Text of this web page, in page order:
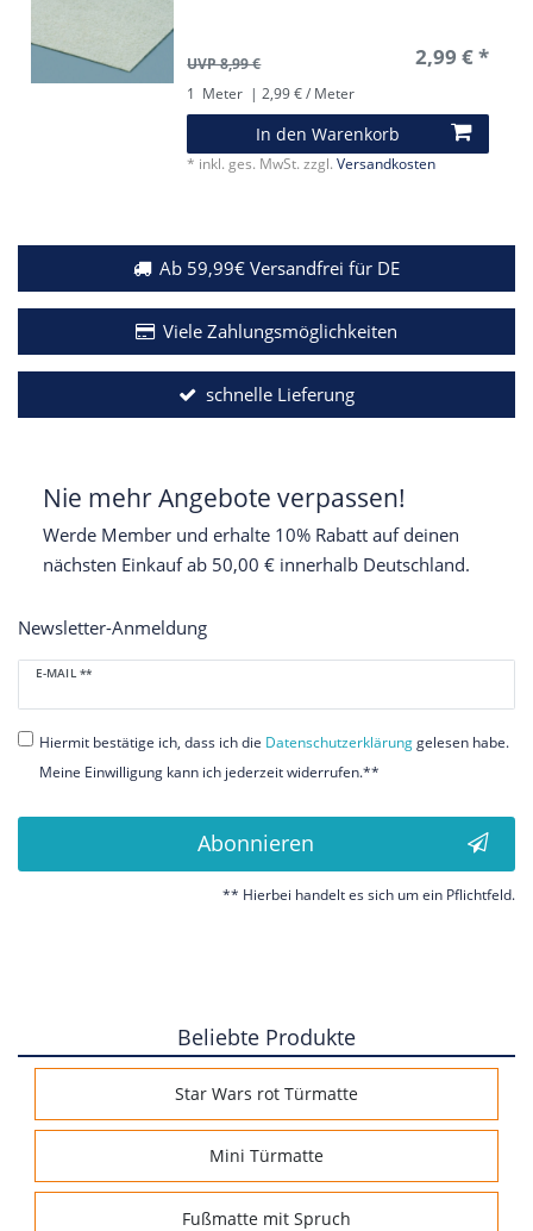
UVP 8,99 € 2,99 € *
1 Meter | 2,99 € / Meter
In den Warenkorb
* inkl. ges. MwSt. zzgl.Versandkosten
Ab 59,99€ Versandfrei für DE
Viele Zahlungsmöglichkeiten
schnelle Lieferung
Nie mehr Angebote verpassen!
Werde Member und erhalte 10% Rabatt auf deinen
nächsten Einkauf ab 50,00 € innerhalb Deutschland.
Newsletter-Anmeldung
E-MAIL **
Newsletter
Honig
Hiermit bestätige ich, dass ich die Daten­schutz­erklärunggelesen habe.
Meine Einwilligung kann ich jederzeit widerrufen.**
Abonnieren
** Hierbei handelt es sich um ein Pflichtfeld.
Beliebte Produkte
Star Wars rot Türmatte
Mini Türmatte
Fußmatte mit Spruch